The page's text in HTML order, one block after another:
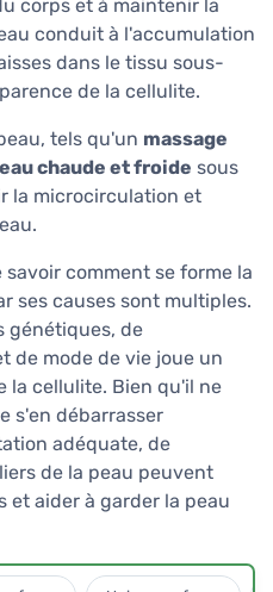
corps et à maintenir la
conduit à l'accumulation
dans le tissu sous-
de la cellulite.
tels qu'un massage
chaude et froide sous
la microcirculation et
comment se forme la
ses causes sont multiples.
génétiques, de
de mode de vie joue un
la cellulite. Bien qu'il ne
s'en débarrasser
adéquate, de
de la peau peuvent
et aider à garder la peau